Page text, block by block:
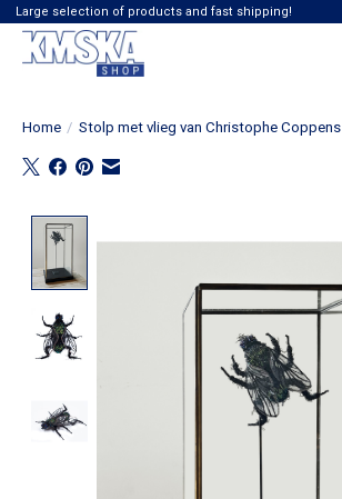
Large selection of products and fast shipping!
Home / Stolp met vlieg van Christophe Coppens